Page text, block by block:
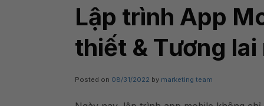
Lập trình App
thiết & Tương lai
Posted on 08/31/2022 by marketing team